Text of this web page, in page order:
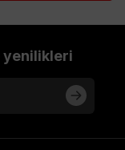
yenilikleri